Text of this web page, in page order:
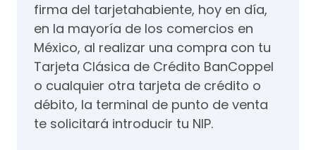
firma del tarjetahabiente, hoy en día,
en la mayoría de los comercios en
México, al realizar una compra con tu
Tarjeta Clásica de Crédito BanCoppel
o cualquier otra tarjeta de crédito o
débito, la terminal de punto de venta
te solicitará introducir tu NIP.